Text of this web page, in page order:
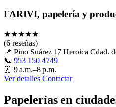
FARIVI, papelería y
★★★★★
(6 reseñas)
📍 Pino Suárez 17 Heroica Cdad.
📞 953 150 4749
⏰ 9 a.m.–8 p.m.
Ver detalles Contactar
Papelerías en